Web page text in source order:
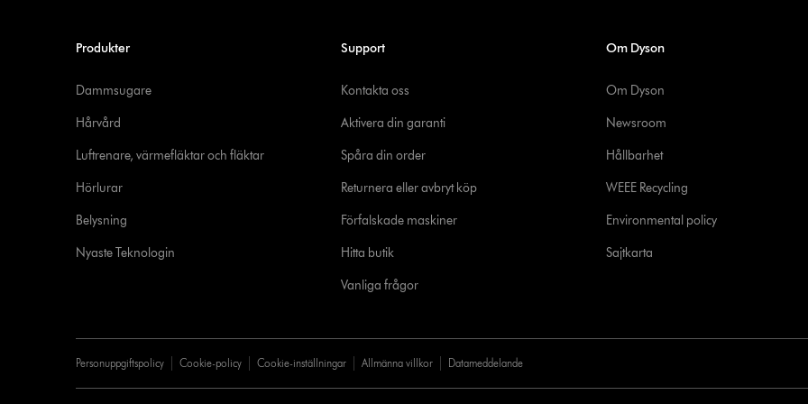
Produkter
Dammsugare
Hårvård
Luftrenare, värmefläktar och fläktar
Hörlurar
Belysning
Nyaste Teknologin
Support
Kontakta oss
Aktivera din garanti
Spåra din order
Returnera eller avbryt köp
Förfalskade maskiner
Hitta butik
Vanliga frågor
Om Dyson
Om Dyson
Newsroom
Hållbarhet
WEEE Recycling
Environmental policy
Sajtkarta
Personuppgiftspolicy Cookie-policy Cookie-inställningar Allmänna villkor Datameddelande